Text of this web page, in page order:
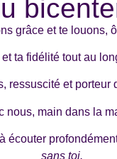
grâce et te louons,
ta fidélité tout au
ressuscité et porteur
nous, main dans la
écouter
sans toi.